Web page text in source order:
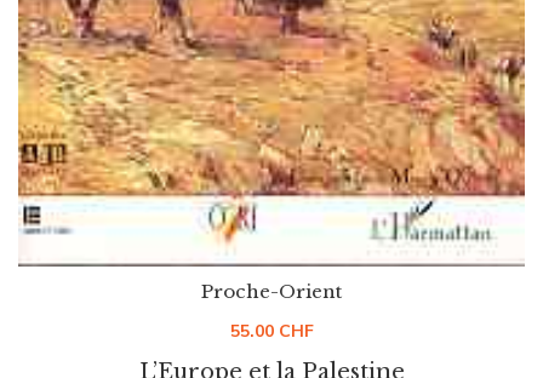
L’Europe et la Palestine
Proche-Orient
55.00 CHF